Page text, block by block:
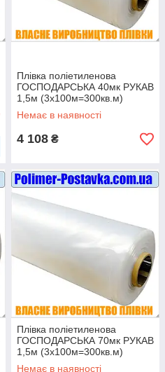
Плівка поліетиленова
ГОСПОДАРСЬКА 40мк РУКАВ
1,5м (3х100м=300кв.м)
Немає в наявності
4 108 ₴
Плівка поліетиленова
ГОСПОДАРСЬКА 70мк РУКАВ
1,5м (3х100м=300кв.м)
Немає в наявності